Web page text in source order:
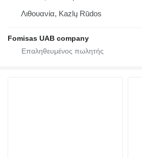
Λιθουανία, Kazlų Rūdos
Fomisas UAB company